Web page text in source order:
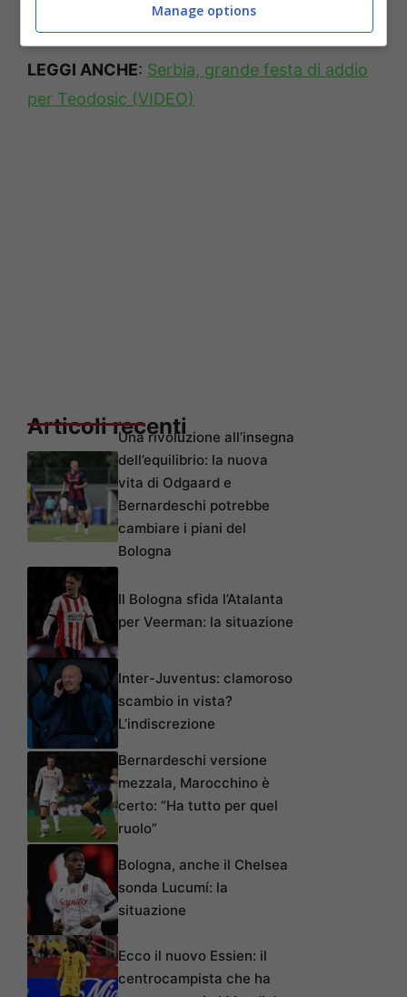
giocatori di categoria”:
LEGGI ANCHE: Serbia, grande festa di addio
per Teodosic (VIDEO)
Articoli recentiUna rivoluzione all’insegna
dell’equilibrio: la nuova
vita di Odgaard e
Bernardeschi potrebbe
cambiare i piani del
Bologna
Il Bologna sfida l’Atalanta
per Veerman: la situazione
Inter-Juventus: clamoroso
scambio in vista?
L’indiscrezione
Bernardeschi versione
mezzala, Marocchino è
certo: “Ha tutto per quel
ruolo”
Bologna, anche il Chelsea
sonda Lucumí: la
situazione
Ecco il nuovo Essien: il
centrocampista che ha
Manage options